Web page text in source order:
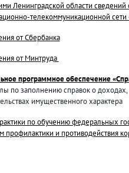
Ленинградской области
телекоммуникационной сети
от Сбербанка
от Минтруда
программное обеспечение
по заполнению справок о
имущественного характера
по обучению федеральных
профилактики и противодействия